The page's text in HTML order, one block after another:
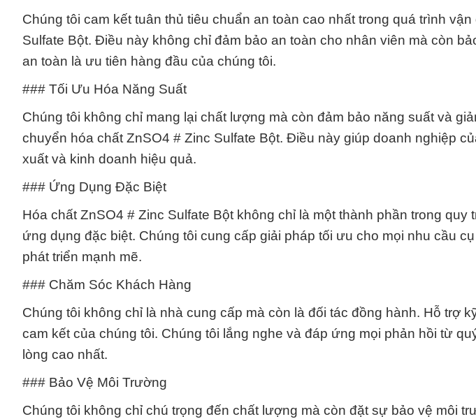
Chúng tôi cam kết tuân thủ tiêu chuẩn an toàn cao nhất trong quá trình
Sulfate Bột. Điều này không chỉ đảm bảo an toàn cho nhân viên mà còn
an toàn là ưu tiên hàng đầu của chúng tôi.
### Tối Ưu Hóa Năng Suất
Chúng tôi không chỉ mang lại chất lượng mà còn đảm bảo năng suất và
chuyển hóa chất ZnSO4 # Zinc Sulfate Bột. Điều này giúp doanh nghiệp
xuất và kinh doanh hiệu quả.
### Ứng Dụng Đặc Biệt
Hóa chất ZnSO4 # Zinc Sulfate Bột không chỉ là một thành phần trong
ứng dụng đặc biệt. Chúng tôi cung cấp giải pháp tối ưu cho mọi nhu cầu
phát triển mạnh mẽ.
### Chăm Sóc Khách Hàng
Chúng tôi không chỉ là nhà cung cấp mà còn là đối tác đồng hành. Hỗ trợ
cam kết của chúng tôi. Chúng tôi lắng nghe và đáp ứng mọi phản hồi từ
lòng cao nhất.
### Bảo Vệ Môi Trường
Chúng tôi không chỉ chú trọng đến chất lượng mà còn đặt sự bảo vệ môi